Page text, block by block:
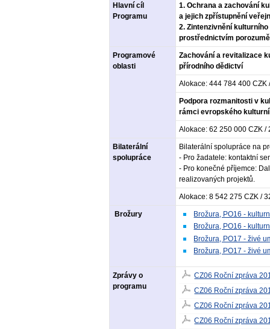
Hlavní cíl
Programu
1. Ochrana a zachování
a jejich zpřístupnění
2. Zintenzivnění
prostřednictvím
Programové
oblasti
Zachování a revitalizace
přírodního dědictví
Alokace: 444 784 400 CZK
Podpora rozmanitosti v
rámci evropského
Alokace: 62 250 000 CZK /
Bilaterální
spolupráce
Bilaterální spolupráce na
- Pro žadatele: kontaktní
- Pro konečné příjemce:
realizovaných projektů.
Alokace: 8 542 275 CZK /
Brožury
Brožura, PO16 -
Brožura, PO16 -
Brožura, PO17 - živé
Brožura, PO17 - živé
Zprávy o
programu
CZ06 Roční zpráva
CZ06 Roční zpráva
CZ06 Roční zpráva
CZ06 Roční zpráva